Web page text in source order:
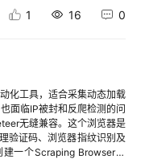
研判正由人工驱动转向AI原
死已无法满足业务需求，围
态安全成为头部厂商竞相
以保旺达、美创科技为代表
分领域的极度深耕，证明了
”的价值往往大于单纯的技
续在关基行业与信创生态中
性”与“行业场景落地度”的
据延迟情况。 对异常数据
格字段错误、成交量异常或
检测、数据重复检查以及接
序 ↓ JSON数据解析 ↓ 数
果后续部署到云环境，还
消息队列等组件，提高系统
回结果，而是围绕数据质量
应用，每一步都会影响最终
现负面报道并做出响应，比
1 16 0
化工具，适合采集动态加载
面临IP被封和反爬检测的问
验证码、浏览器指纹识别及